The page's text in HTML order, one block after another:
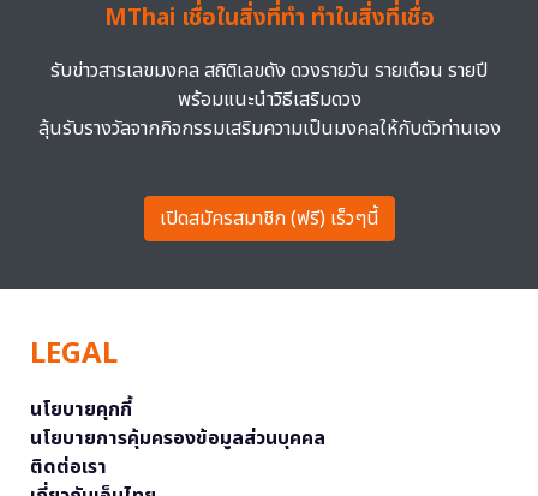
MThai เชื่อในสิ่งที่ทำ ทำในสิ่งที่เชื่อ
รับข่าวสารเลขมงคล สถิติเลขดัง ดวงรายวัน รายเดือน รายปี
พร้อมแนะนำวิธีเสริมดวง
ลุ้นรับรางวัลจากกิจกรรมเสริมความเป็นมงคลให้กับตัวท่านเอง
เปิดสมัครสมาชิก (ฟรี) เร็วๆนี้
LEGAL
นโยบายคุกกี้
นโยบายการคุ้มครองข้อมูลส่วนบุคคล
ติดต่อเรา